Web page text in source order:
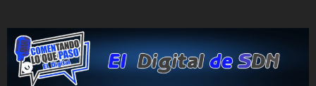
to
content